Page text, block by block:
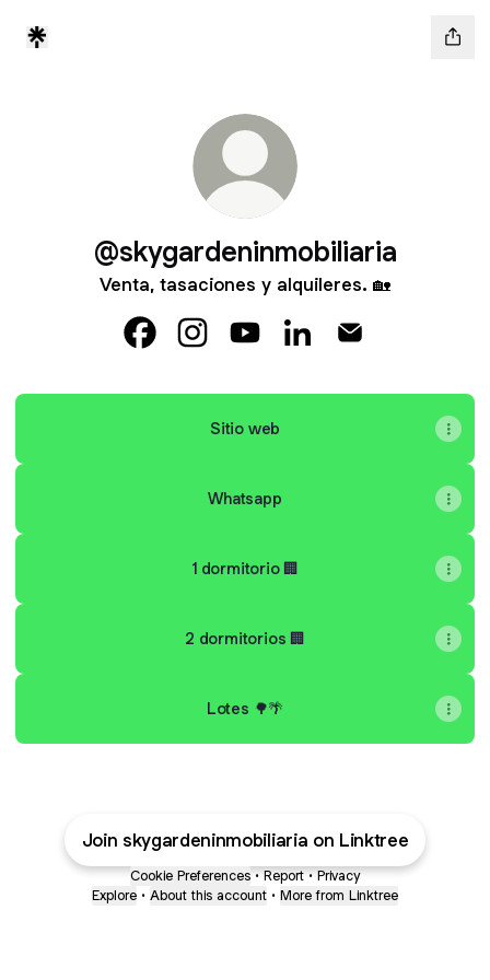
@skygardeninmobiliaria
Venta, tasaciones y alquileres. 🏡
Sitio web
Whatsapp
1 dormitorio 🏢
2 dormitorios 🏢
Lotes 🌳🌴
Join skygardeninmobiliaria on Linktree
Cookie Preferences • Report • Privacy
Explore • About this account • More from Linktree